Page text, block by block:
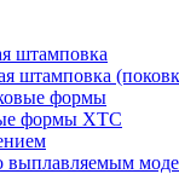
штамповка
штамповка
формы
формы ХТС
выплавляемым